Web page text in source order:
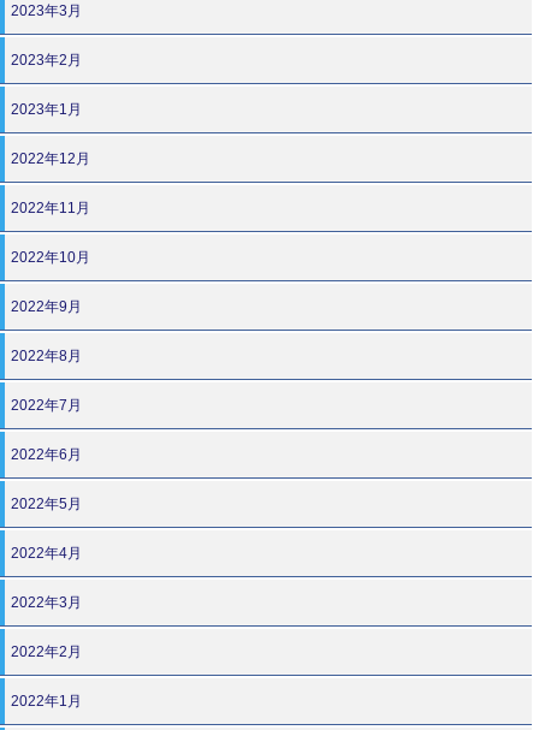
2023年3月
2023年2月
2023年1月
2022年12月
2022年11月
2022年10月
2022年9月
2022年8月
2022年7月
2022年6月
2022年5月
2022年4月
2022年3月
2022年2月
2022年1月